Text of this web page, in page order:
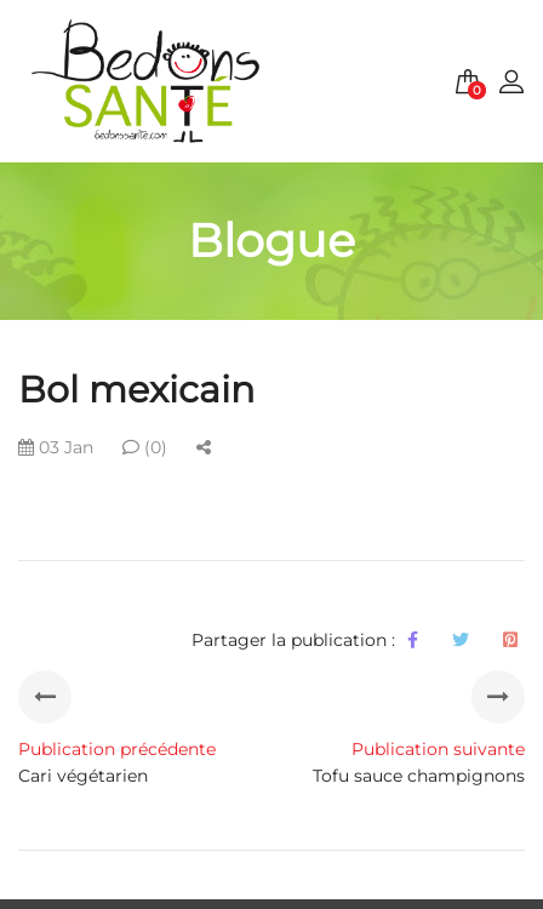
0
Blogue
Bol mexicain
03 Jan (0)
Partager la publication :
Publication précédente
Cari végétarien
Publication suivante
Tofu sauce champignons